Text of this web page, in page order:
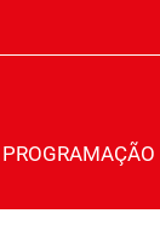
PROGRAMAÇÃO